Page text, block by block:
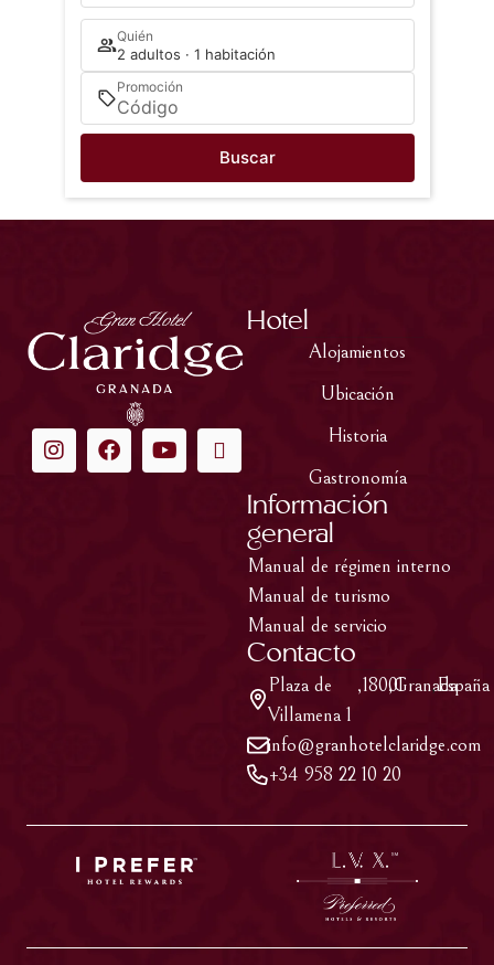
Quién
2 adultos · 1 habitación
Promoción
Buscar
Hotel
Alojamientos
Ubicación
Historia
Gastronomía
Información
general
Manual de régimen interno
Manual de turismo
Manual de servicio
Contacto
Plaza de
Villamena 1
,18001
,Granada
,España
info@granhotelclaridge.com
+34 958 22 10 20